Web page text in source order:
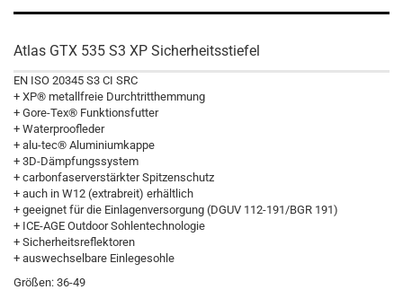
Atlas GTX 535 S3 XP Sicherheitsstiefel
EN ISO 20345 S3 CI SRC
+ XP® metallfreie Durchtritthemmung
+ Gore-Tex® Funktionsfutter
+ Waterproofleder
+ alu-tec® Aluminiumkappe
+ 3D-Dämpfungssystem
+ carbonfaserverstärkter Spitzenschutz
+ auch in W12 (extrabreit) erhältlich
+ geeignet für die Einlagenversorgung (DGUV 112-191/BGR 191)
+ ICE-AGE Outdoor Sohlentechnologie
+ Sicherheitsreflektoren
+ auswechselbare Einlegesohle
Größen: 36-49